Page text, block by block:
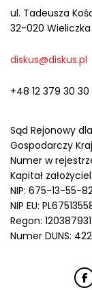
ul. Tadeusza
32-020 Wieliczka
diskus@diskus.pl
+48 12 379 30 30
Sąd Rejonowy
Gospodarczy
Numer w
Kapitał
NIP: 675-13-55-
NIP EU:
Regon: 120387931
Numer DUNS: